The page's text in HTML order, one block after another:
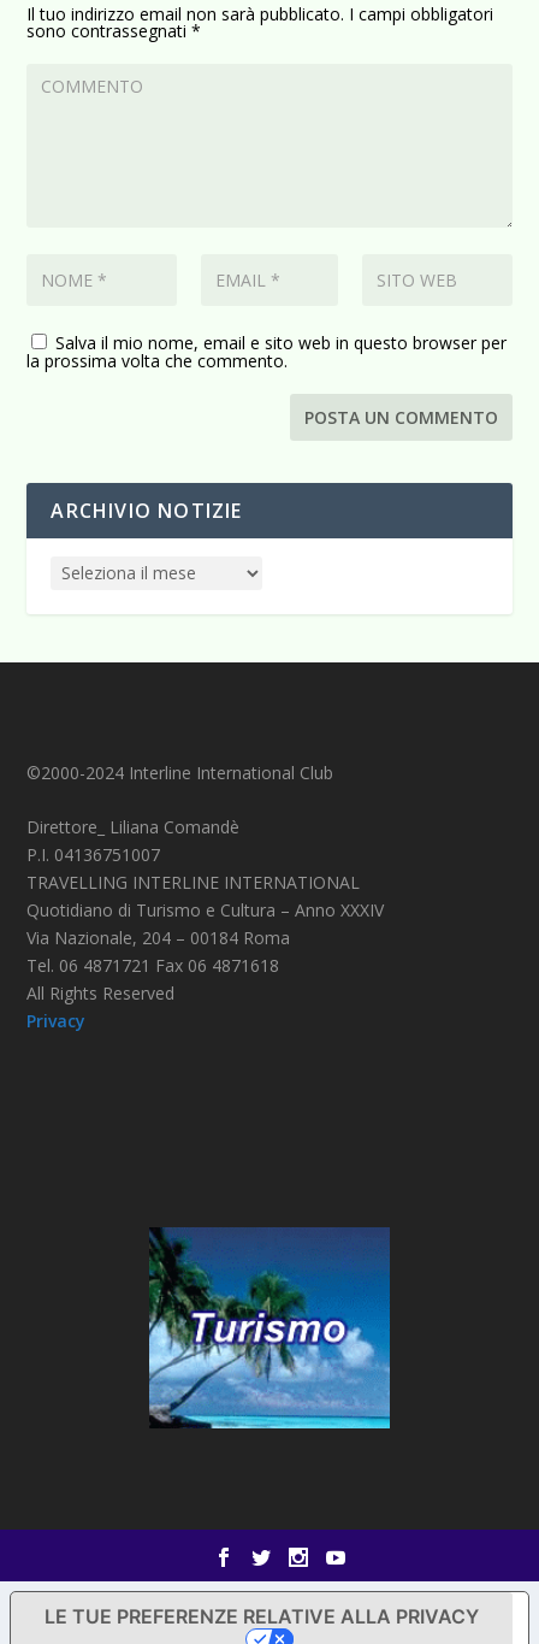
Il tuo indirizzo email non sarà pubblicato. I campi obbligatori
sono contrassegnati*
Salva il mio nome, email e sito web in questo browser per
la prossima volta che commento.
ARCHIVIO NOTIZIE
©2000-2024 Interline International Club
Direttore_ Liliana Comandè
P.I. 04136751007
TRAVELLING INTERLINE INTERNATIONAL
Quotidiano di Turismo e Cultura – Anno XXXIV
Via Nazionale, 204 – 00184 Roma
Tel. 06 4871721 Fax 06 4871618
All Rights Reserved
Privacy
LE TUE PREFERENZE RELATIVE ALLA PRIVACY